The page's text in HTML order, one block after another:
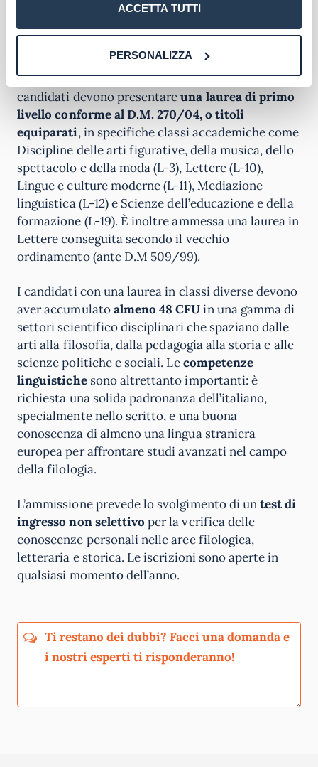
ACCETTA TUTTI
PERSONALIZZA
Requisiti di ammissione
Per accedere al corso di laurea magistrale in
Filologia Moderna e Comparata (LM-14), i
candidati devono presentareuna laurea di primo
livello conforme al D.M. 270/04, o titoli
equiparati, in specifiche classi accademiche come
Discipline delle arti figurative, della musica, dello
spettacolo e della moda (L-3), Lettere (L-10),
Lingue e culture moderne (L-11), Mediazione
linguistica (L-12) e Scienze dell’educazione e della
formazione (L-19). È inoltre ammessa una laurea in
Lettere conseguita secondo il vecchio
ordinamento (ante D.M 509/99).
I candidati con una laurea in classi diverse devono
aver accumulatoalmeno 48 CFUin una gamma di
settori scientifico disciplinari che spaziano dalle
arti alla filosofia, dalla pedagogia alla storia e alle
scienze politiche e sociali. Lecompetenze
linguistichesono altrettanto importanti: è
richiesta una solida padronanza dell’italiano,
specialmente nello scritto, e una buona
conoscenza di almeno una lingua straniera
europea per affrontare studi avanzati nel campo
della filologia.
L’ammissione prevede lo svolgimento di untest di
ingresso non selettivo per la verifica delle
conoscenze personali nelle aree filologica,
letteraria e storica. Le iscrizioni sono aperte in
qualsiasi momento dell’anno.